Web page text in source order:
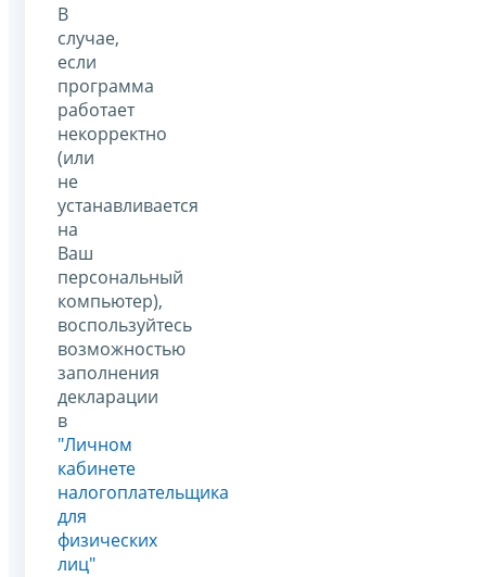
В
случае,
если
программа
работает
некорректно
(или
не
устанавливается
на
Ваш
персональный
компьютер),
воспользуйтесь
возможностью
заполнения
декларации
в
"Личном
кабинете
налогоплательщика
для
физических
лиц"